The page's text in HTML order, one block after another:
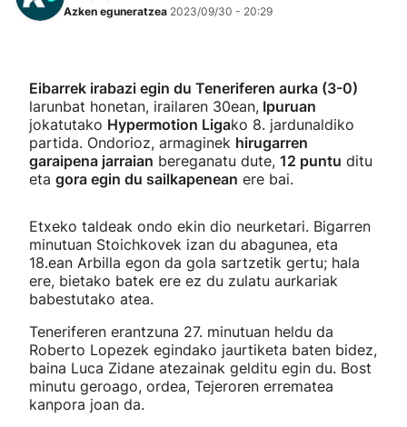
Azken eguneratzea 2023/09/30 - 20:29
Eibarrek irabazi egin du Teneriferen aurka (3-0)
larunbat honetan, irailaren 30ean, Ipuruan
jokatutako Hypermotion Ligako 8. jardunaldiko
partida. Ondorioz, armaginek hirugarren
garaipena jarraian bereganatu dute, 12 puntu ditu
eta gora egin du sailkapenean ere bai.
Etxeko taldeak ondo ekin dio neurketari. Bigarren
minutuan Stoichkovek izan du abagunea, eta
18.ean Arbilla egon da gola sartzetik gertu; hala
ere, bietako batek ere ez du zulatu aurkariak
babestutako atea.
Teneriferen erantzuna 27. minutuan heldu da
Roberto Lopezek egindako jaurtiketa baten bidez,
baina Luca Zidane atezainak gelditu egin du. Bost
minutu geroago, ordea, Tejeroren errematea
kanpora joan da.